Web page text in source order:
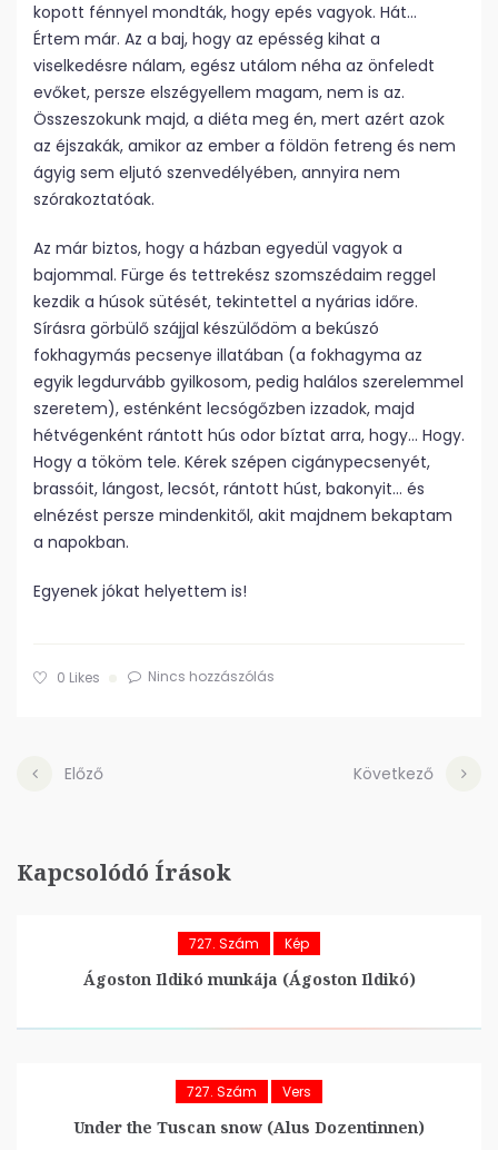
kopott fénnyel mondták, hogy epés vagyok. Hát…
Értem már. Az a baj, hogy az epésség kihat a
viselkedésre nálam, egész utálom néha az önfeledt
evőket, persze elszégyellem magam, nem is az.
Összeszokunk majd, a diéta meg én, mert azért azok
az éjszakák, amikor az ember a földön fetreng és nem
ágyig sem eljutó szenvedélyében, annyira nem
szórakoztatóak.
Az már biztos, hogy a házban egyedül vagyok a
bajommal. Fürge és tettrekész szomszédaim reggel
kezdik a húsok sütését, tekintettel a nyárias időre.
Sírásra görbülő szájjal készülődöm a bekúszó
fokhagymás pecsenye illatában (a fokhagyma az
egyik legdurvább gyilkosom, pedig halálos szerelemmel
szeretem), esténként lecsógőzben izzadok, majd
hétvégenként rántott hús odor bíztat arra, hogy… Hogy.
Hogy a tököm tele. Kérek szépen cigánypecsenyét,
brassóit, lángost, lecsót, rántott húst, bakonyit… és
elnézést persze mindenkitől, akit majdnem bekaptam
a napokban.
Egyenek jókat helyettem is!
0 Likes Nincs hozzászólás
Előző Következő
Kapcsolódó Írások
727. Szám Kép
Ágoston Ildikó munkája (Ágoston Ildikó)
727. Szám Vers
Under the Tuscan snow (Alus Dozentinnen)